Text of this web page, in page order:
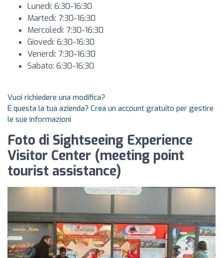
Lunedì: 6:30-16:30
Martedì: 7:30-16:30
Mercoledì: 7:30-16:30
Giovedì: 6:30-16:30
Venerdì: 7:30-16:30
Sabato: 6:30-16:30
Vuoi richiedere una modifica?
È questa la tua azienda? Crea un account gratuito per gestire
le sue informazioni
Foto di Sightseeing Experience
Visitor Center (meeting point
tourist assistance)